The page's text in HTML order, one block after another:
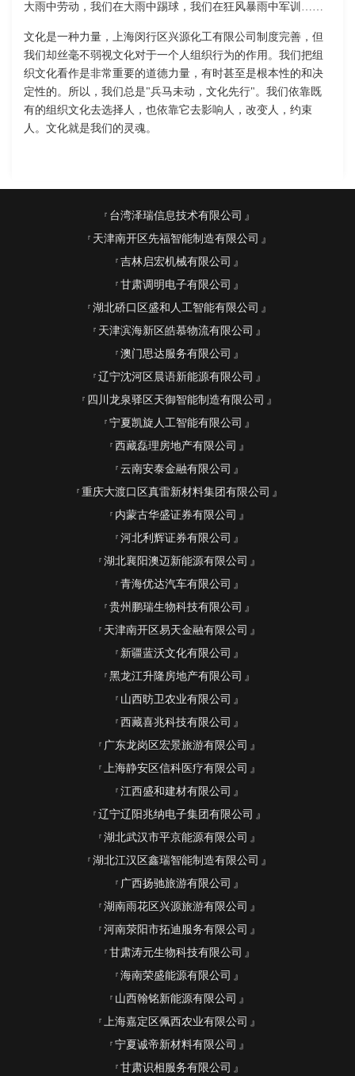
大雨中劳动，我们在大雨中踢球，我们在狂风暴雨中军训……
文化是一种力量，上海闵行区兴源化工有限公司制度完善，但
我们却丝毫不弱视文化对于一个人组织行为的作用。我们把组
织文化看作是非常重要的道德力量，有时甚至是根本性的和决
定性的。所以，我们总是"兵马未动，文化先行"。我们依靠既
有的组织文化去选择人，也依靠它去影响人，改变人，约束
人。文化就是我们的灵魂。
台湾泽瑞信息技术有限公司
天津南开区先福智能制造有限公司
吉林启宏机械有限公司
甘肃调明电子有限公司
湖北硚口区盛和人工智能有限公司
天津滨海新区皓慕物流有限公司
澳门思达服务有限公司
辽宁沈河区晨语新能源有限公司
四川龙泉驿区天御智能制造有限公司
宁夏凯旋人工智能有限公司
西藏磊理房地产有限公司
云南安泰金融有限公司
重庆大渡口区真雷新材料集团有限公司
内蒙古华盛证券有限公司
河北利辉证券有限公司
湖北襄阳澳迈新能源有限公司
青海优达汽车有限公司
贵州鹏瑞生物科技有限公司
天津南开区易天金融有限公司
新疆蓝沃文化有限公司
黑龙江升隆房地产有限公司
山西昉卫农业有限公司
西藏喜兆科技有限公司
广东龙岗区宏景旅游有限公司
上海静安区信科医疗有限公司
江西盛和建材有限公司
辽宁辽阳兆纳电子集团有限公司
湖北武汉市平京能源有限公司
湖北江汉区鑫瑞智能制造有限公司
广西扬驰旅游有限公司
湖南雨花区兴源旅游有限公司
河南荥阳市拓迪服务有限公司
甘肃涛元生物科技有限公司
海南荣盛能源有限公司
山西翰铭新能源有限公司
上海嘉定区佩西农业有限公司
宁夏诚帝新材料有限公司
甘肃识相服务有限公司